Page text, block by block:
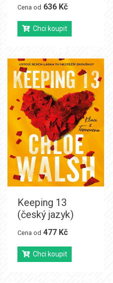
Cena od 636 Kč
Chci koupit
Keeping 13
(český jazyk)
Cena od 477 Kč
Chci koupit